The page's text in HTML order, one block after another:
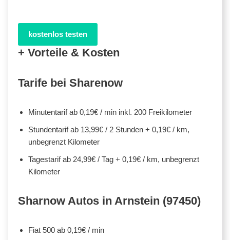
kostenlos testen
+ Vorteile & Kosten
Tarife bei Sharenow
Minutentarif ab 0,19€ / min inkl. 200 Freikilometer
Stundentarif ab 13,99€ / 2 Stunden + 0,19€ / km,
unbegrenzt Kilometer
Tagestarif ab 24,99€ / Tag + 0,19€ / km, unbegrenzt
Kilometer
Sharnow Autos in Arnstein (97450)
Fiat 500 ab 0,19€ / min